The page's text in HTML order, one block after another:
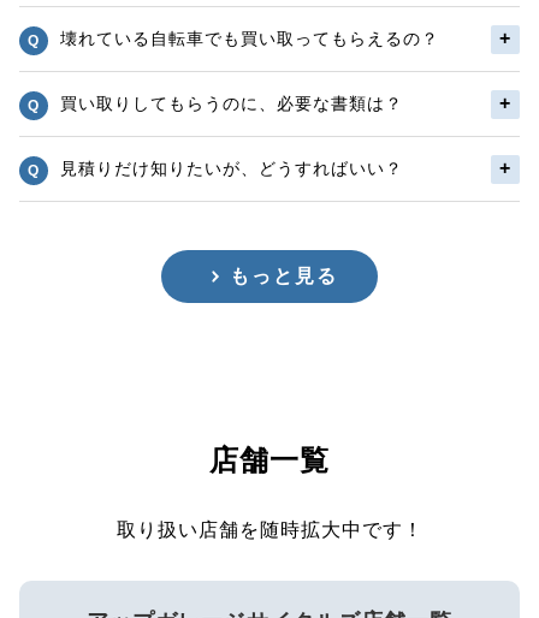
壊れている自転車でも買い取ってもらえるの？
買い取りしてもらうのに、必要な書類は？
見積りだけ知りたいが、どうすればいい？
もっと見る
店舗一覧
取り扱い店舗を随時拡大中です！